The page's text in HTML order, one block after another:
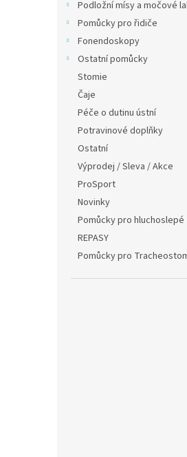
Podložní mísy a močové
Pomůcky pro řidiče
Fonendoskopy
Ostatní pomůcky
Stomie
Čaje
Péče o dutinu ústní
Potravinové doplňky
Ostatní
Výprodej / Sleva / Akce
ProSport
Novinky
Pomůcky pro hluchoslepé
REPASY
Pomůcky pro